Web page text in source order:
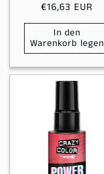
Normaler
Preis
€16,63 EUR
In den
Warenkorb legen